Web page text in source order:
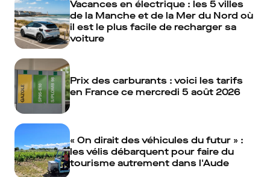
Vacances en électrique : les 5 villes
de la Manche et de la Mer du Nord où
il est le plus facile de recharger sa
voiture
Prix des carburants : voici les tarifs
en France ce mercredi 5 août 2026
« On dirait des véhicules du futur » :
les vélis débarquent pour faire du
tourisme autrement dans l'Aude